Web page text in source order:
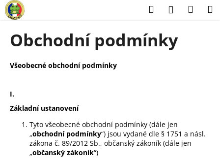
Přejít
na
obsah
HledatPřihlášení
Obchodní podmínky
Všeobecné obchodní podmínky
I.
Základní ustanovení
Tyto všeobecné obchodní podmínky (dále jen
„obchodní podmínky“) jsou vydané dle § 1751 a násl.
zákona č. 89/2012 Sb., občanský zákoník (dále jen
„občanský zákoník“)
K
o
o
o
t